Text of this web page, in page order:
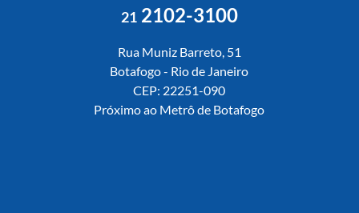
212102-3100
Rua Muniz Barreto, 51
Botafogo - Rio de Janeiro
CEP: 22251-090
Próximo ao Metrô de Botafogo